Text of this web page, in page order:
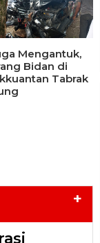
Mengantuk,
Bidan di
Tabrak
+